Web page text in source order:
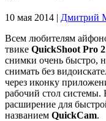
10 мая 2014 | Дмитрий
Всем любителям
твике QuickShoot Pro 2
снимки очень быстро,
снимать без
через иконку
рабочий стол системы.
расширение для
названием QuickCam.